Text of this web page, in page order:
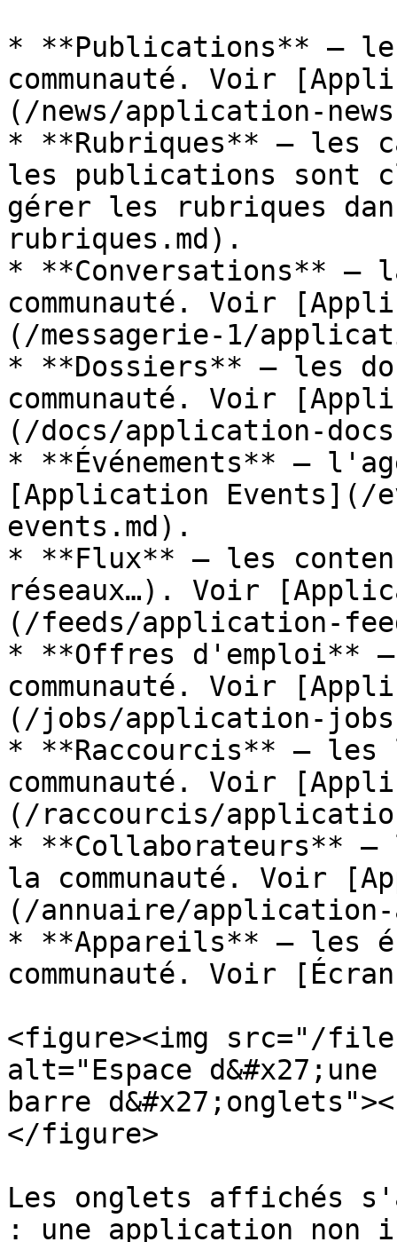
* **Publications** —
communauté. Voir
(/news/application-
* **Rubriques** — les
les publications sont
gérer les rubriques
rubriques.md).
* **Conversations** —
communauté. Voir
(/messagerie-1/
* **Dossiers** — les
communauté. Voir
(/docs/application-
* **Événements** —
[Application Events](/
events.md).
* **Flux** — les
réseaux…). Voir
(/feeds/application-
* **Offres d'emploi**
communauté. Voir
(/jobs/application-
* **Raccourcis** —
communauté. Voir
(/raccourcis/
* **Collaborateurs** —
la communauté. Voir
(/annuaire/application-
* **Appareils** — les
communauté. Voir
<figure><img src="/files/
alt="Espace
barre
</figure>
Les onglets affichés
: une application non